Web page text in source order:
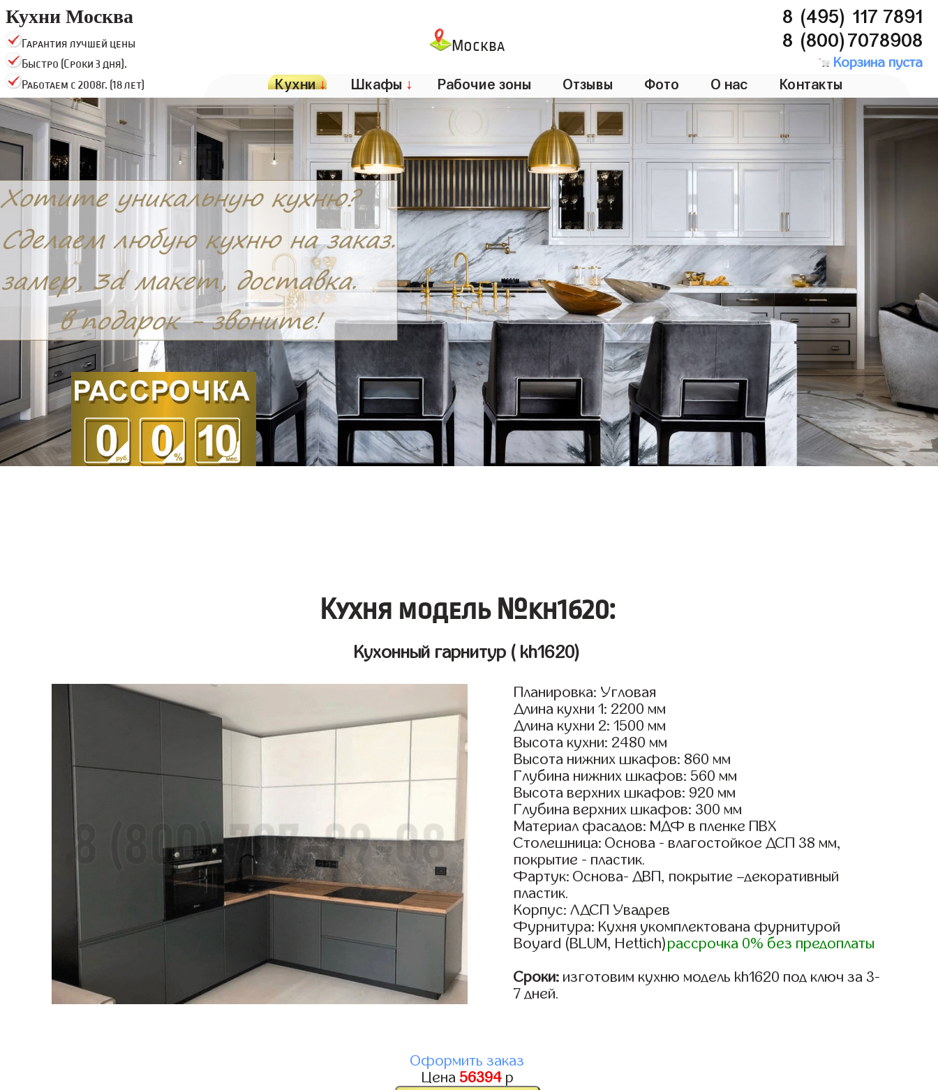
Кухни Москва
Гарантия лучшей цены
Быстро (Сроки 3 дня).
Работаем с 2008г. (18 лет)
Москва
8 (495) 117 7891
8 (800)7078908
Корзина пуста
Кухни↓ Шкафы ↓ Рабочие зоны Отзывы Фото О нас Контакты
Кухня модель №kh1620:
Кухонный гарнитур ( kh1620)
Планировка: Угловая
Длина кухни 1: 2200 мм
Длина кухни 2: 1500 мм
Высота кухни: 2480 мм
Высота нижних шкафов: 860 мм
Глубина нижних шкафов: 560 мм
Высота верхних шкафов: 920 мм
Глубина верхних шкафов: 300 мм
Материал фасадов: МДФ в пленке ПВХ
Столешница: Основа - влагостойкое ДСП 38 мм,
покрытие - пластик.
Фартук: Основа- ДВП, покрытие –декоративный
пластик.
Корпус: ЛДСП Увадрев
Фурнитура: Кухня укомплектована фурнитурой
Boyard (BLUM, Hettich)рассрочка 0% без предоплаты
Сроки: изготовим кухню модель kh1620 под ключ за 3-
7 дней.
Оформить заказ
Цена 56394р